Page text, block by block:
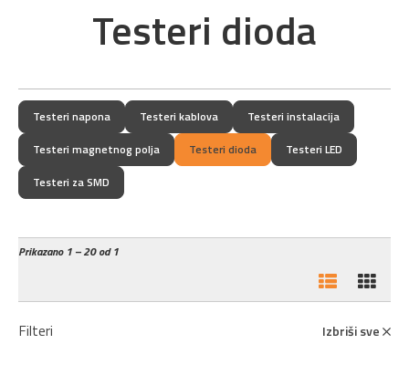
Testeri dioda
Testeri napona Testeri kablova
Testeri instalacija
Testeri magnetnog polja
Testeri dioda
Testeri LED
Testeri za SMD
Prikazano1 – 20 od 1
Filteri Izbriši sve